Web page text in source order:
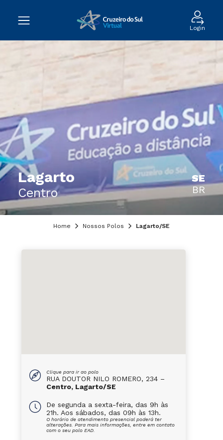
Login
Lagarto
Centro
SE
BR
Home Nossos Polos Lagarto/SE
Clique para ir ao polo
RUA DOUTOR NILO ROMERO, 234 –
Centro, Lagarto/SE
De segunda a sexta-feira, das 9h às
21h. Aos sábados, das 09h às 13h.
O horário de atendimento presencial poderá ter
alterações. Para mais informações, entre em contato
com o seu polo EAD.